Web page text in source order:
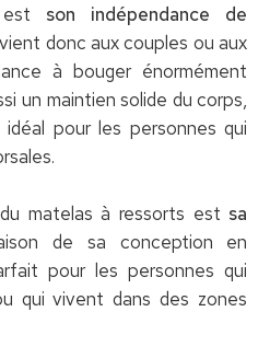
son indépendance de
donc aux couples ou aux
à bouger énormément
un maintien solide du corps,
pour les personnes qui
matelas à ressorts est sa
de sa conception en
pour les personnes qui
qui vivent dans des zones